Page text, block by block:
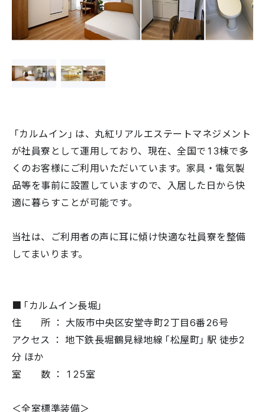
「カルムイン」は、丸紅リアルエステートマネジメント
が社員寮として運用しており、現在、全国で13棟で多
くのお客様にご利用いただいています。家具・電気製
品等を事前に設置していますので、入居した日から快
適に暮らすことが可能です。
当社は、ご利用者の声に耳に傾け快適な社員寮を整備
してまいります。
■「カルムイン長堀」
住 所 ： 大阪市中央区安堂寺町2丁目6番26号
アクセス ： 地下鉄長堀鶴見緑地線「松屋町」駅 徒歩2
分 ほか
室 数 ： 125室
＜全室標準装備＞